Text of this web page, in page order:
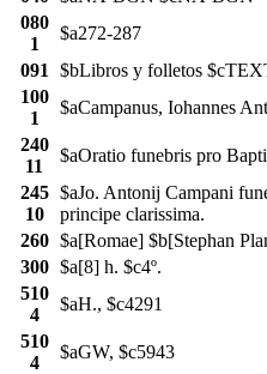
080
1
$a272-287
091
$bLibros y folletos
100
1
$aCampanus, Iohannes
240
11
$aOratio funebris pro
245
10
$aJo. Antonij Campani
principe clarissima.
260 $a[Romae] $b[Stephan
300 $a[8] h. $c4º.
510
4
$aH., $c4291
510
4
$aGW, $c5943